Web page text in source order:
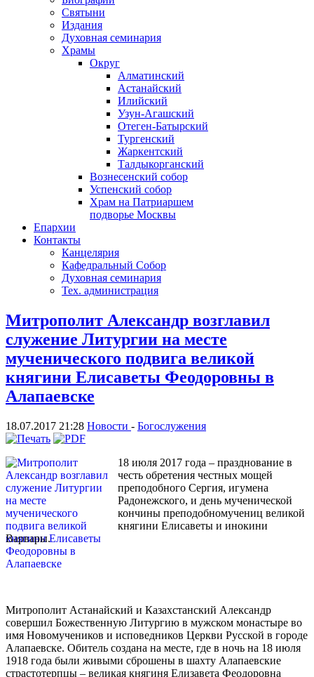
Святыни
Издания
Духовная семинария
Храмы
Округ
Алматинский
Астанайский
Илийский
Узун-Агашский
Отеген-Батырский
Тургенский
Жаркентский
Талдыкорганский
Вознесенский собор
Успенский собор
Храм на Патриаршем
подворье Москвы
Епархии
Контакты
Канцелярия
Кафедральный Собор
Духовная семинария
Тех. администрация
Митрополит Александр возглавил
служение Литургии на месте
мученического подвига великой
княгини Елисаветы Феодоровны в
Алапаевске
18.07.2017 21:28 Новости - Богослужения
18 июля 2017 года – празднование в
честь обретения честных мощей
преподобного Сергия, игумена
Радонежского, и день мученической
кончины преподобномучениц великой
княгини Елисаветы и инокини
Варвары.
Митрополит Астанайский и Казахстанский Александр
совершил Божественную Литургию в мужском монастыре во
имя Новомучеников и исповедников Церкви Русской в городе
Алапаевске. Обитель создана на месте, где в ночь на 18 июля
1918 года были живыми сброшены в шахту Алапаевские
страстотерпцы – великая княгиня Елизавета Феодоровна